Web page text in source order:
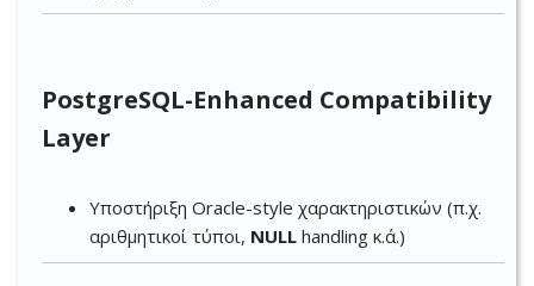
PostgreSQL-Enhanced Compatibility
Layer
Υποστήριξη Oracle-style χαρακτηριστικών (π.χ.
αριθμητικοί τύποι, NULL handling κ.ά.)